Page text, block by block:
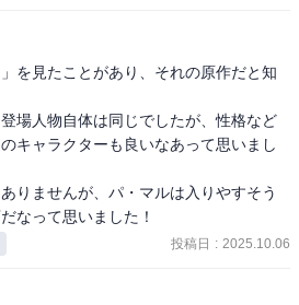
を見たことがあり、それの原作だと知
場人物自体は同じでしたが、性格など
キャラクターも良いなあって思いまし
りませんが、パ・マルは入りやすそう
なって思いました！
投稿日 : 2025.10.06